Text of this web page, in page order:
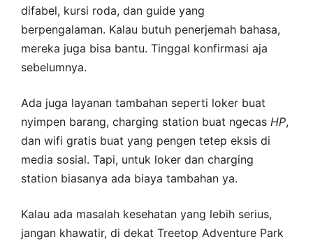
difabel, kursi roda, dan guide yang
berpengalaman. Kalau butuh penerjemah bahasa,
mereka juga bisa bantu. Tinggal konfirmasi aja
sebelumnya.
Ada juga layanan tambahan seperti loker buat
nyimpen barang, charging station buat ngecas HP,
dan wifi gratis buat yang pengen tetep eksis di
media sosial. Tapi, untuk loker dan charging
station biasanya ada biaya tambahan ya.
Kalau ada masalah kesehatan yang lebih serius,
jangan khawatir, di dekat Treetop Adventure Park